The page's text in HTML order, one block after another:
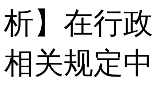
析】在行
相关规定